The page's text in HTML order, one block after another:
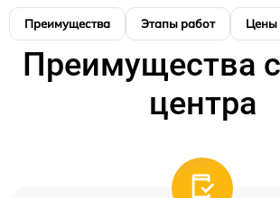
Преимущества Этапы работ Цены
Преимущества
центра